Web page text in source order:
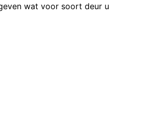
wat voor soort deur u